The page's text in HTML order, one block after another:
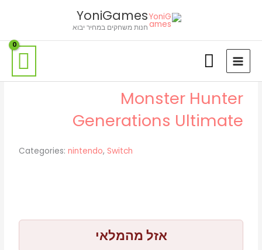
YoniGames
חנות משחקים במחיר יבוא
Monster Hunter
Generations Ultimate
Categories: nintendo,Switch
אזל מהמלאי